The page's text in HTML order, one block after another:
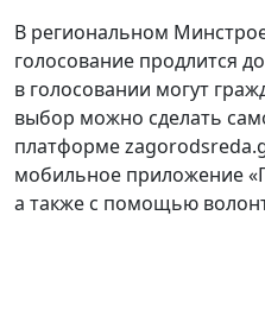
В региональном
голосование продлится
в голосовании могут
выбор можно сделать
платформе
мобильное приложение
а также с помощью